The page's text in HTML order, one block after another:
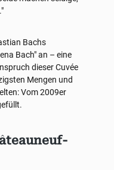
Bachs
Bach" an – eine
dieser Cuvée
Mengen und
Vom 2009er